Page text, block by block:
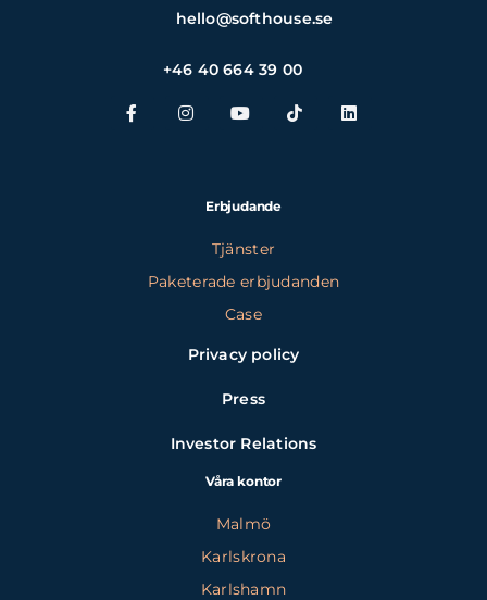
hello@softhouse.se
+46 40 664 39 00
Erbjudande
Tjänster
Paketerade erbjudanden
Case
Privacy policy
Press
Investor Relations
Våra kontor
Malmö
Karlskrona
Karlshamn